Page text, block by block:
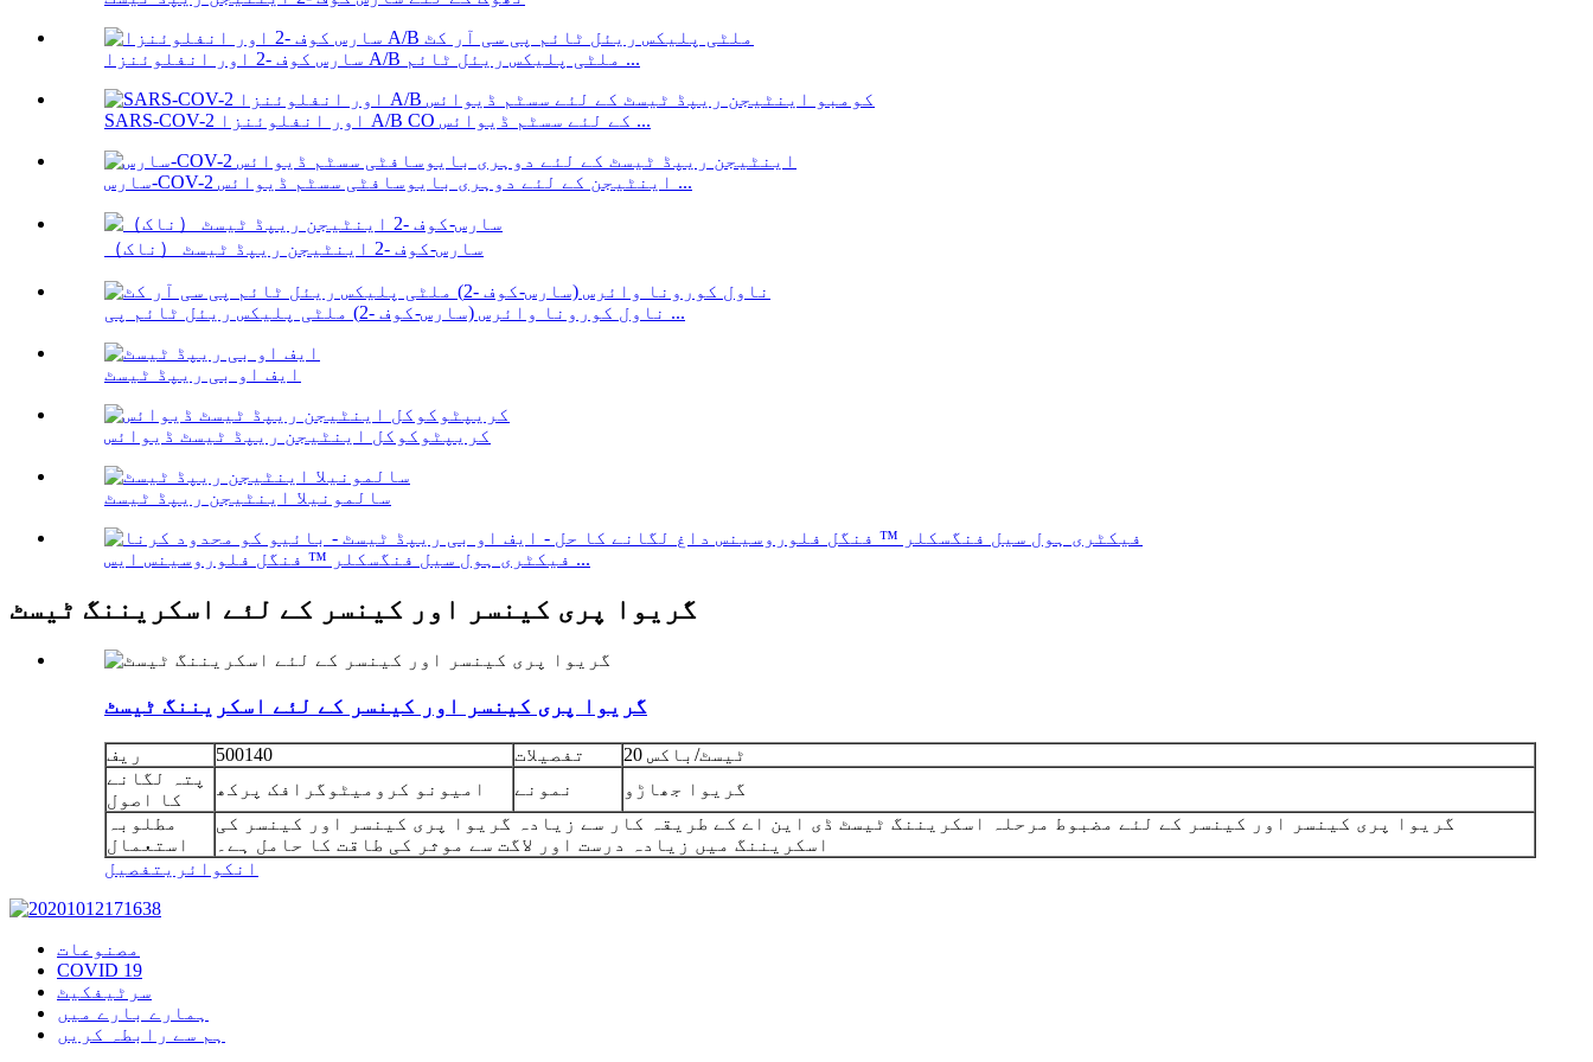
سارس کوف -2 اور انفلوئنزا A/B ملٹی پلیکس ریئل ٹائم ...
SARS-COV-2 اور انفلوئنزا A/B CO کے لئے سسٹم ڈیوائس ...
سارس-COV-2 اینٹیجن کے لئے دوہری بایوسافٹی سسٹم ڈیوائس ...
سارس-کوف -2 اینٹیجن ریپڈ ٹیسٹ （ناک）
ناول کورونا وائرس (سارس-کوف -2) ملٹی پلیکس ریئل ٹائم پی ...
ایف او بی ریپڈ ٹیسٹ
کریپٹوکوکل اینٹیجن ریپڈ ٹیسٹ ڈیوائس
سالمونیلا اینٹیجن ریپڈ ٹیسٹ
فیکٹری ہول سیل فنگسکلر ™ فنگل فلوروسینس ایس ...
گریوا پری کینسر اور کینسر کے لئے اسکریننگ ٹیسٹ
گریوا پری کینسر اور کینسر کے لئے اسکریننگ ٹیسٹ
ریف 500140 تفصیلات
20 ٹیسٹ/باکس
پتہ لگانے
کا اصول
امیونو کرومیٹوگرافک پرکھ نمونے
گریوا جھاڑو
مطلوبہ
استعمال
گریوا پری کینسر اور کینسر کے لئے مضبوط مرحلہ اسکریننگ ٹیسٹ ڈی این اے کے طریقہ کار سے زیادہ گریوا پری کینسر اور کینسر کی
اسکریننگ میں زیادہ درست اور لاگت سے موثر کی طاقت کا حامل ہے۔
انکوائری تفصیل
مصنوعات
COVID 19
سرٹیفکیٹ
ہمارے بارے میں
ہم سے رابطہ کریں